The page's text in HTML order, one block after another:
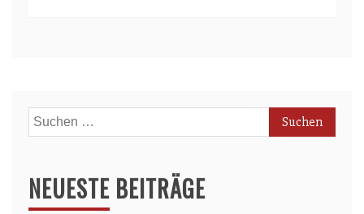
Suchen
nach:
NEUESTE BEITRÄGE